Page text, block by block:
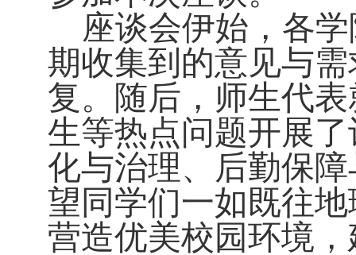
座谈会伊始，各
期收集到的意见与
复。随后，师生代
生等热点问题开展
化与治理、后勤保
望同学们一如既往
营造优美校园环境